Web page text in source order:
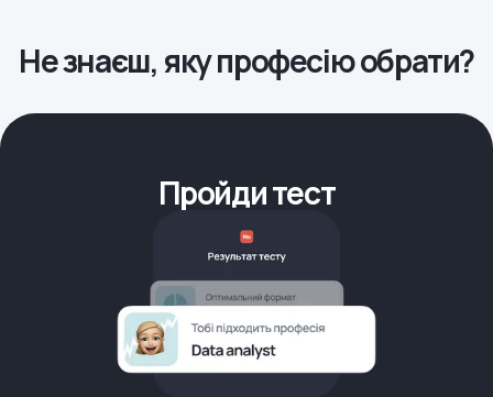
Не знаєш, яку професію обрати?
Пройди тест